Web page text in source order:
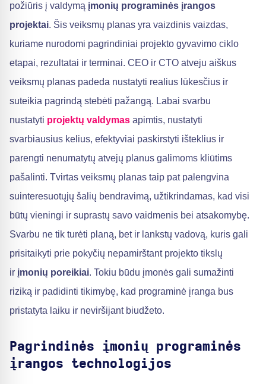
požiūris į valdymą įmonių programinės įrangos
projektai. Šis veiksmų planas yra vaizdinis vaizdas,
kuriame nurodomi pagrindiniai projekto gyvavimo ciklo
etapai, rezultatai ir terminai. CEO ir CTO atveju aiškus
veiksmų planas padeda nustatyti realius lūkesčius ir
suteikia pagrindą stebėti pažangą. Labai svarbu
nustatyti projektų valdymas apimtis, nustatyti
svarbiausius kelius, efektyviai paskirstyti išteklius ir
parengti nenumatytų atvejų planus galimoms kliūtims
pašalinti. Tvirtas veiksmų planas taip pat palengvina
suinteresuotųjų šalių bendravimą, užtikrindamas, kad visi
būtų vieningi ir suprastų savo vaidmenis bei atsakomybę.
Svarbu ne tik turėti planą, bet ir lankstų vadovą, kuris gali
prisitaikyti prie pokyčių nepamirštant projekto tikslų
ir įmonių poreikiai. Tokiu būdu įmonės gali sumažinti
riziką ir padidinti tikimybę, kad programinė įranga bus
pristatyta laiku ir neviršijant biudžeto.
Pagrindinės įmonių programinės
įrangos technologijos